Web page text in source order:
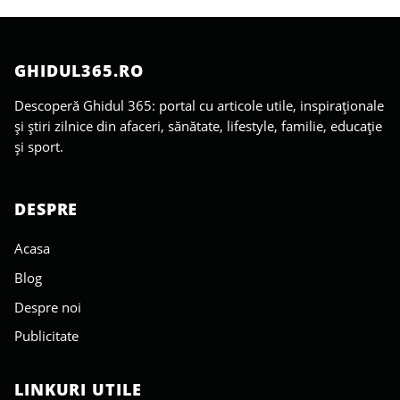
GHIDUL365.RO
Descoperă Ghidul 365: portal cu articole utile, inspiraționale
și știri zilnice din afaceri, sănătate, lifestyle, familie, educație
și sport.
DESPRE
Acasa
Blog
Despre noi
Publicitate
LINKURI UTILE